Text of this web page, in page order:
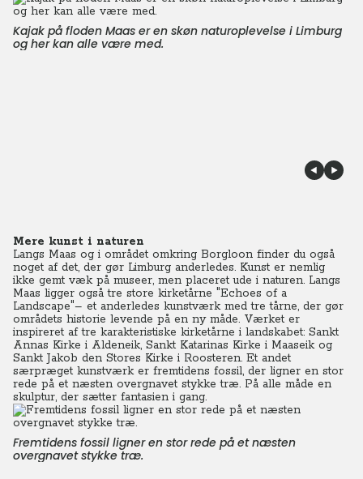
Kajak på floden Maas er en skøn naturoplevelse i Limburg
og her kan alle være med.
Mere kunst i naturen
Langs Maas og i området omkring Borgloon finder du også
noget af det, der gør Limburg anderledes. Kunst er nemlig
ikke gemt væk på museer, men placeret ude i naturen. Langs
Maas ligger også tre store kirketårne "Echoes of a
Landscape"– et anderledes kunstværk med tre tårne, der gør
områdets historie levende på en ny måde. Værket er
inspireret af tre karakteristiske kirketårne i landskabet: Sankt
Annas Kirke i Aldeneik, Sankt Katarinas Kirke i Maaseik og
Sankt Jakob den Stores Kirke i Roosteren. Et andet
særpræget kunstværk er fremtidens fossil, der ligner en stor
rede på et næsten overgnavet stykke træ. På alle måde en
skulptur, der sætter fantasien i gang.
Fremtidens fossil ligner en stor rede på et næsten
overgnavet stykke træ.